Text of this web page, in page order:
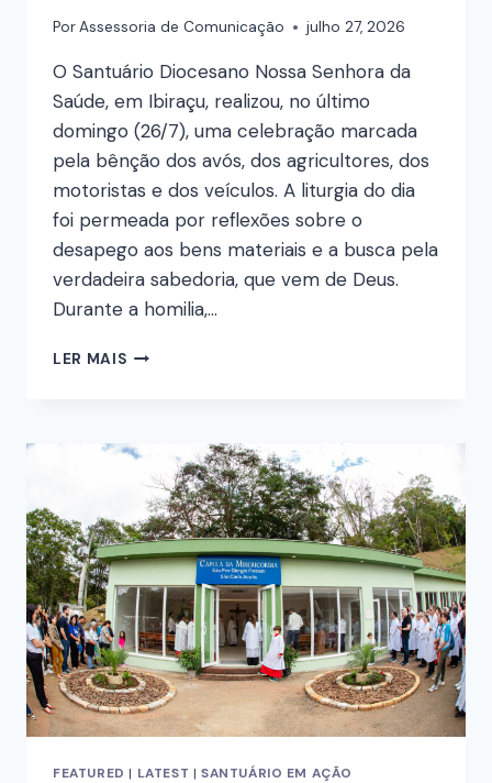
PorAssessoria de Comunicação julho 27, 2026
O Santuário Diocesano Nossa Senhora da
Saúde, em Ibiraçu, realizou, no último
domingo (26/7), uma celebração marcada
pela bênção dos avós, dos agricultores, dos
motoristas e dos veículos. A liturgia do dia
foi permeada por reflexões sobre o
desapego aos bens materiais e a busca pela
verdadeira sabedoria, que vem de Deus.
Durante a homilia,…
LER MAIS
FEATURED | LATEST | SANTUÁRIO EM AÇÃO